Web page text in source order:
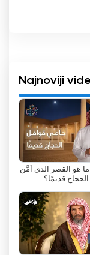
Saudijskoj
Od
Saudiya
Sjevernoj
raznoliku
emitirao
Džedi.
emitiranja u
značajnu
Jedan od
značajka
gledanje
Najnoviji
هو القصر الذي أمَّن
قديمًا؟